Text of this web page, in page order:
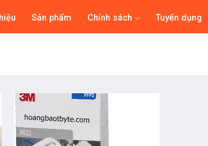
Sản phẩm Chính sách Tuyển dụng